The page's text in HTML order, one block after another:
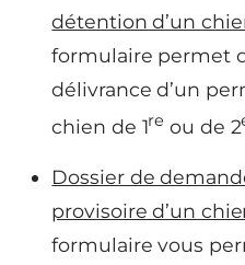
détention d’un
formulaire permet
délivrance d’un
chien de 1re ou de 2
Dossier de
provisoire d’un
formulaire vous